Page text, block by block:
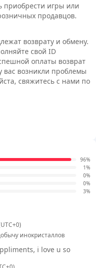
приобрести игры или
продавцов.
возврату и обмену.
свой ID
оплаты возврат
вас возникли проблемы
свяжитесь с нами по
96%
1%
0%
0%
3%
инокристаллов
i love u so